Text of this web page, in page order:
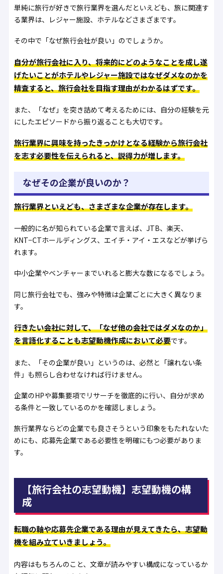
単純に旅行が好きで旅行業界を選んだといえども、旅に関連す
る業界は、レジャー施設、ホテルなどさまざまです。
その中で「なぜ旅行会社が良い」のでしょうか。
自分が旅行会社に入り、将来的にどのようなことを成し遂
げたいことがホテルやレジャー施設ではなぜダメなのかを
精査すると、旅行会社を目指す理由がわかるはずです。
また、「なぜ」を突き詰めて考えるためには、自分の経験を元
にしたエピソードから振り返ることも大切です。
旅行業界に興味を持ったきっかけとなる経験から旅行会社
を志す必要性を伝えられると、説得力が増します。
なぜその企業が良いのか？
旅行業界といえども、さまざまな企業が存在します。
一般的に名が知られている企業で言えば、JTB、楽天、
KNT−CTホールディングス、​​エイチ・アイ・エスなどが挙げら
れます。
中小企業やベンチャーまでいれると膨大な数になるでしょう。
同じ旅行会社でも、強みや特徴は企業ごとに大きく異なりま
す。
行きたい会社に対して、「なぜ他の会社ではダメなのか」
を言語化することも志望動機作成において必要です。
また、「その企業が良い」というのは、必然と「譲れない条
件」も照らし合わせなければ行けません。
企業のHPや募集要項でリサーチを徹底的に行い、自分が求め
る条件と一致しているのかを確認しましょう。
旅行業界ならどの企業でも良さそうという印象をもたれないた
めにも、応募先企業である必要性を明確にもつ必要がありま
す。
【旅行会社の志望動機】志望動機の構
成
転職の軸や応募先企業である理由が見えてきたら、志望動
機を組み立ていきましょう。
内容はもちろんのこと、文章が読みやすい構成になっているか